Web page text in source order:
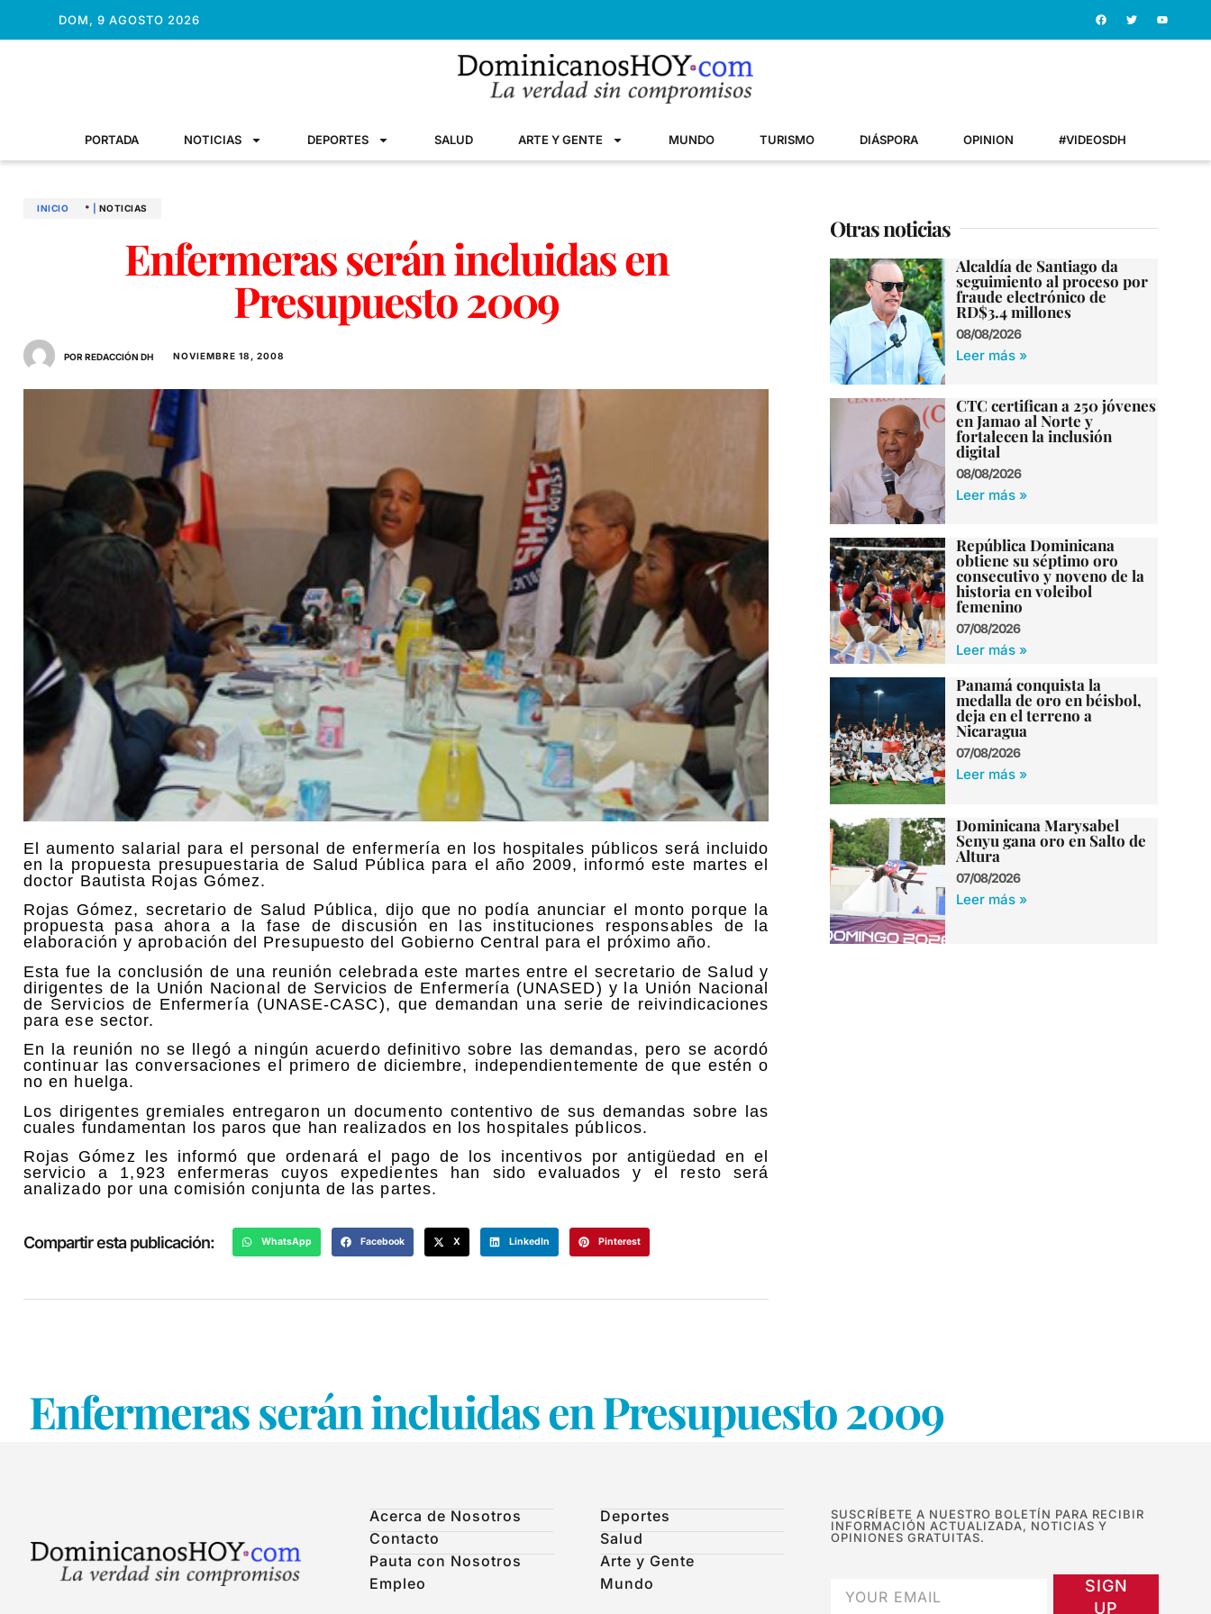
DOM, 9 AGOSTO 2026
PORTADA NOTICIAS DEPORTES SALUD ARTE Y GENTE MUNDO TURISMO DIÁSPORA OPINION #VIDEOSDH
INICIO * NOTICIAS
Enfermeras serán incluidas en
Presupuesto 2009
POR REDACCIÓN DH NOVIEMBRE 18, 2008
El aumento salarial para el personal de enfermería en los hospitales públicos será incluido
en la propuesta presupuestaria de Salud Pública para el año 2009, informó este martes el
doctor Bautista Rojas Gómez.
Rojas Gómez, secretario de Salud Pública, dijo que no podía anunciar el monto porque la
propuesta pasa ahora a la fase de discusión en las instituciones responsables de la
elaboración y aprobación del Presupuesto del Gobierno Central para el próximo año.
Esta fue la conclusión de una reunión celebrada este martes entre el secretario de Salud y
dirigentes de la Unión Nacional de Servicios de Enfermería (UNASED) y la Unión Nacional
de Servicios de Enfermería (UNASE-CASC), que demandan una serie de reivindicaciones
para ese sector.
En la reunión no se llegó a ningún acuerdo definitivo sobre las demandas, pero se acordó
continuar las conversaciones el primero de diciembre, independientemente de que estén o
no en huelga.
Los dirigentes gremiales entregaron un documento contentivo de sus demandas sobre las
cuales fundamentan los paros que han realizados en los hospitales públicos.
Rojas Gómez les informó que ordenará el pago de los incentivos por antigüedad en el
servicio a 1,923 enfermeras cuyos expedientes han sido evaluados y el resto será
analizado por una comisión conjunta de las partes.
Compartir esta publicación: WhatsApp Facebook X LinkedIn Pinterest
Otras noticias
Alcaldía de Santiago da
seguimiento al proceso por
fraude electrónico de
RD$3.4 millones
08/08/2026
Leer más »
CTC certifican a 250 jóvenes
en Jamao al Norte y
fortalecen la inclusión
digital
08/08/2026
Leer más »
República Dominicana
obtiene su séptimo oro
consecutivo y noveno de la
historia en voleibol
femenino
07/08/2026
Leer más »
Panamá conquista la
medalla de oro en béisbol,
deja en el terreno a
Nicaragua
07/08/2026
Leer más »
Dominicana Marysabel
Senyu gana oro en Salto de
Altura
07/08/2026
Leer más »
Enfermeras serán incluidas en Presupuesto 2009
Acerca de Nosotros
Contacto
Pauta con Nosotros
Empleo
Deportes
Salud
Arte y Gente
Mundo
SUSCRÍBETE A NUESTRO BOLETÍN PARA RECIBIR
INFORMACIÓN ACTUALIZADA, NOTICIAS Y
OPINIONES GRATUITAS.
SIGN
UP